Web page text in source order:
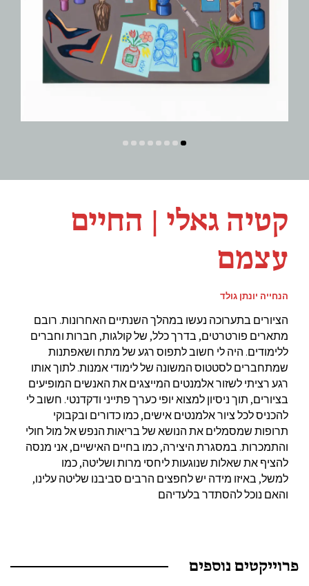
קטיה גאלי | החיים
עצמם
הנחייה יונתן גולד
הציורים בתערוכה נעשו במהלך השנתיים האחרונות. רובם
מתארים פורטרטים, בדרך כלל, של קולגות, חברות וחברים
ללימודים. היה לי חשוב לתפוס רגע של מתח ושאפתנות
שמתחברים לסטטוס המשונה של לימודי אמנות. לתוך אותו
רגע רציתי לשזור אלמנטים המייצגים את האנשים המופיעים
בציורים, תוך ניסיון למצוא יופי כערך פתייני ודקדנטי. חשוב לי
להכניס לכל ציור אלמנטים אישים, כמו כדורים ובקבוקי
תרופות שמסמלים את הנושא של בריאות הנפש אל מול חולי
והתמכרות. במסגרת היצירה, כמו בחיים האישיים, אני מנסה
להציף את שאלות שנוגעות ליחסי מרות ושליטה, כמו
למשל, באיזו מידה יש לחפצים הרבים סביבנו שליטה עלינו,
והאם נוכל להסתדר בלעדיהם
פרוייקטים נוספים